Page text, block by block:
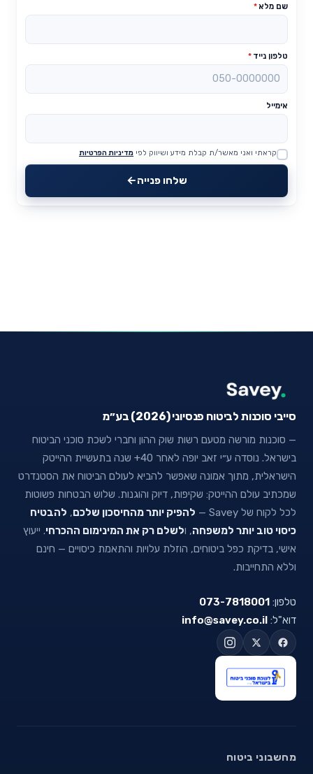
שם מלא*
טלפון נייד *
אימייל
Website
קראתי ואני מאשר/ת קבלת מידע ושיווק לפי מדיניות הפרטיות
שלחו פנייה
סייבי סוכנות לביטוח פנסיוני (2026) בע״מ
— סוכנות מורשה מטעם רשות שוק ההון וחברי לשכת סוכני הביטוח
בישראל. נוסדה ע״י זאב יופה לאחר 40+ שנה בתעשיית ההייטק
הישראלית, מתוך אמונה שאפשר להביא לעולם הביטוח את הסטנדרט
שמכתיב עולם ההייטק: שקיפות, דיוק והוגנות. שלוש הבטחות פשוטות
לכל לקוח של Savey —
להפיק יותר מהחיסכון שלכם, להבטיח
כיסוי טוב יותר למשפחה, ולשלם רק את המינימום ההכרחי. ייעוץ
אישי, בדיקת כפל ביטוחים, הוזלת עלויות והתאמת כיסויים — חינם
וללא התחייבות.
טלפון: 073-7818001
דוא"ל: info@savey.co.il
מחשבוני ביטוח